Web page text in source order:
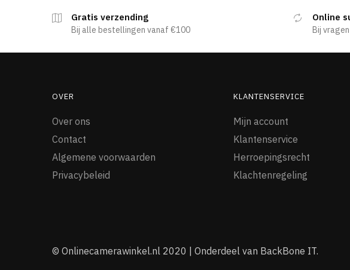
Gratis verzending
Bij alle bestellingen vanaf €100
Online
Bij
OVER
Over ons
Contact
Algemene voorwaarden
Privacybeleid
KLANTENSERVICE
Mijn account
Klantenservice
Herroepingsrecht
Klachtenregeling
© Onlinecamerawinkel.nl 2020 | Onderdeel van BackBone IT.